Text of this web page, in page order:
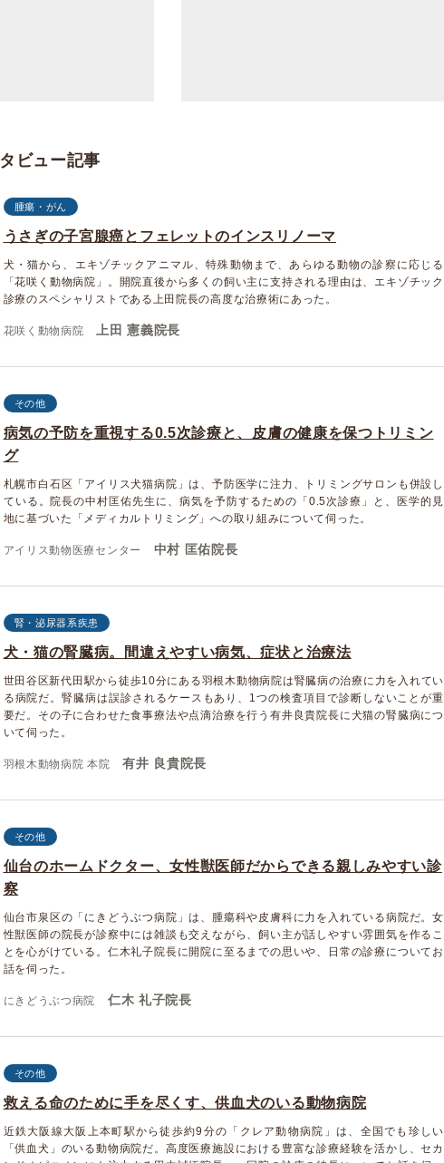
ビュー記事
腫瘍・がん
うさぎの子宮腺癌とフェレットのインスリノーマ
犬・猫から、エキゾチックアニマル、特殊動物まで、あらゆる動物の診察に応じる
「花咲く動物病院」。開院直後から多くの飼い主に支持される理由は、エキゾチック
診療のスペシャリストである上田院長の高度な治療術にあった。
花咲く動物病院 上田 憲義院長
その他
病気の予防を重視する0.5次診療と、皮膚の健康を保つトリミン
グ
札幌市白石区「アイリス犬猫病院」は、予防医学に注力、トリミングサロンも併設し
ている。院長の中村匡佑先生に、病気を予防するための「0.5次診療」と、医学的見
地に基づいた「メディカルトリミング」への取り組みについて伺った。
アイリス動物医療センター 中村 匡佑院長
腎・泌尿器系疾患
犬・猫の腎臓病。間違えやすい病気、症状と治療法
世田谷区新代田駅から徒歩10分にある羽根木動物病院は腎臓病の治療に力を入れてい
る病院だ。腎臓病は誤診されるケースもあり、1つの検査項目で診断しないことが重
要だ。その子に合わせた食事療法や点滴治療を行う有井良貴院長に犬猫の腎臓病につ
いて伺った。
羽根木動物病院 本院 有井 良貴院長
その他
仙台のホームドクター、女性獣医師だからできる親しみやすい診
察
仙台市泉区の「にきどうぶつ病院」は、腫瘍科や皮膚科に力を入れている病院だ。女
性獣医師の院長が診察中には雑談も交えながら、飼い主が話しやすい雰囲気を作るこ
とを心がけている。仁木礼子院長に開院に至るまでの思いや、日常の診療についてお
話を伺った。
にきどうぶつ病院 仁木 礼子院長
その他
救える命のために手を尽くす、供血犬のいる動物病院
近鉄大阪線大阪上本町駅から徒歩約9分の「クレア動物病院」は、全国でも珍しい
「供血犬」のいる動物病院だ。高度医療施設における豊富な診療経験を活かし、セカ